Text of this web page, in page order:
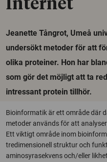
Internet
Jeanette Tångrot, Umeå
undersökt metoder för att
olika proteiner. Hon har
som gör det möjligt att ta
intressant protein tillhör.
Bioinformatik är ett område där
metoder används för att
Ett viktigt område inom
tredimensionell struktur och
aminosyrasekvens och/eller